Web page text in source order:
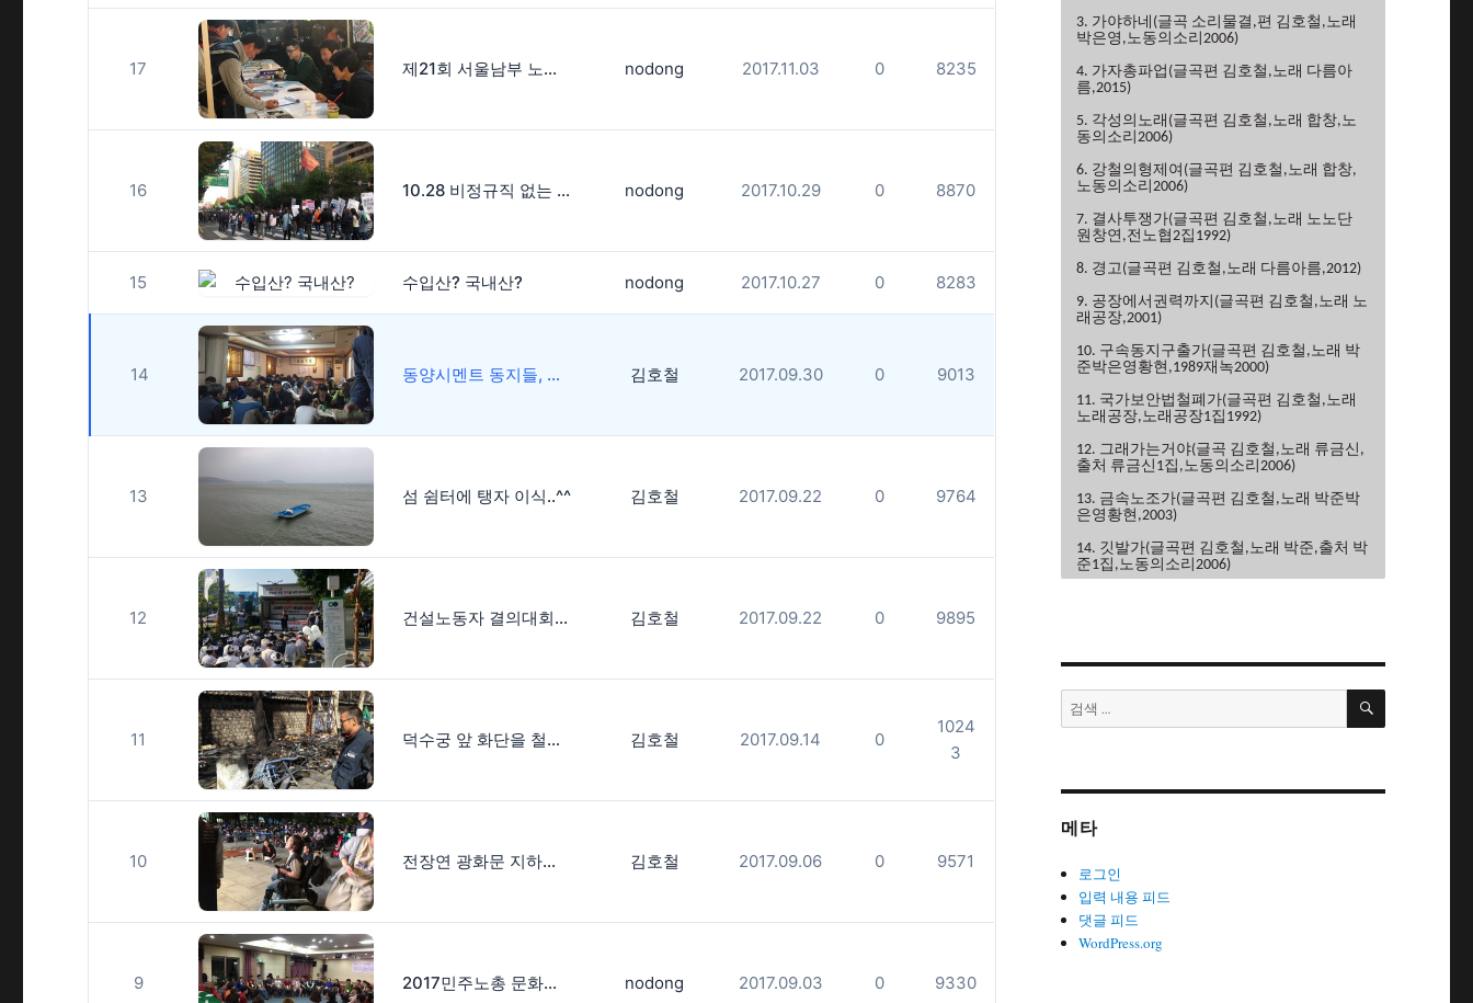
17 제21회 서울남부 노동해방 열사문화제 사진스케치 nodong 2017.11.03 0 8235
16 10.28 비정규직 없는 세상만들기 전국노동자대회 nodong 2017.10.29 0 8870
15 수입산? 국내산? nodong 2017.10.27 0 8283
14 동양시멘트 동지들, 투쟁승리 보고대회 사진 스케치 김호철 2017.09.30 0 9013
13 섬 쉼터에 탱자 이식..^^ 김호철 2017.09.22 0 9764
12 건설노동자 결의대회 등..9.21일 여의도 사진스케치 김호철 2017.09.22 0 9895
11 덕수궁 앞 화단을 철거하라 김호철 2017.09.14 0
1024
3
10 전장연 광화문 지하역사 점거투쟁 마무리하는 날 사진스케치 김호철 2017.09.06 0 9571
9 2017민주노총 문화패수련회 nodong 2017.09.03 0 9330
3. 가야하네(글곡 소리물결,편 김호철,노래
박은영,노동의소리2006)
4. 가자총파업(글곡편 김호철,노래 다름아
름,2015)
5. 각성의노래(글곡편 김호철,노래 합창,노
동의소리2006)
6. 강철의형제여(글곡편 김호철,노래 합창,
노동의소리2006)
7. 결사투쟁가(글곡편 김호철,노래 노노단
원창연,전노협2집1992)
8. 경고(글곡편 김호철,노래 다름아름,2012)
9. 공장에서권력까지(글곡편 김호철,노래 노
래공장,2001)
10. 구속동지구출가(글곡편 김호철,노래 박
준박은영황현,1989재녹2000)
11. 국가보안법철폐가(글곡편 김호철,노래
노래공장,노래공장1집1992)
12. 그래가는거야(글곡 김호철,노래 류금신,
출처 류금신1집,노동의소리2006)
13. 금속노조가(글곡편 김호철,노래 박준박
은영황현,2003)
14. 깃발가(글곡편 김호철,노래 박준,출처 박
준1집,노동의소리2006)
노래 노노단,전노협1집1991)
규,2006)
19. 노동악법철폐가(글곡편 김호철,노래 노
21. 노동자는하나다(글곡편 김호철,박
22. 노동자라면(글곡편 김호철,노래 박준,박
검
색:
검
메타
로그인
입력 내용 피드
댓글 피드
WordPress.org